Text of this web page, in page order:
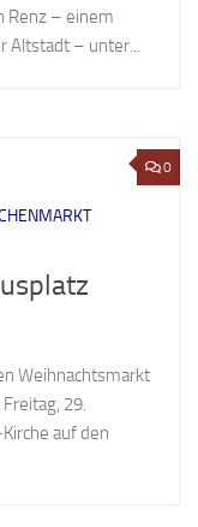
Renz – einem
Altstadt – unter...
0
Weihnachtsmarkt
29.
auf den